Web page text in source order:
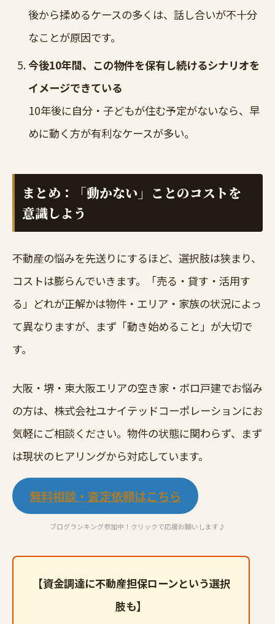
後から揉めるケースの多くは、話し合いが不十分
なことが原因です。
今後10年間、この物件を保有し続けるシナリオを
イメージできている
10年後に自分・子どもが住む予定がないなら、早
めに動く方が有利なケースが多い。
まとめ：「動かない」ことのコストを
意識しよう
不動産の悩みを先送りにするほど、選択肢は狭まり、
コストは膨らんでいきます。「売る・貸す・活用す
る」どれが正解かは物件・エリア・家族の状況によっ
て異なりますが、まず「動き始めること」が大切で
す。
大阪・堺・東大阪エリアの空き家・ボロ戸建でお悩み
の方は、株式会社ユナイテッドコーポレーションにお
気軽にご相談ください。物件の状態に関わらず、まず
は現状のヒアリングから対応しています。
無料相談・査定依頼はこちら
ブログランキング参加中！クリックで応援お願いします♪
【資金調達に不動産担保ローンという選択
肢も】